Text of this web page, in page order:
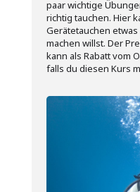
paar wichtige
richtig tauchen. Hier
Gerätetauchen
machen willst. Der
kann als Rabatt vom
falls du diesen Kurs